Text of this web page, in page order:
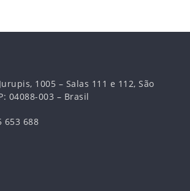
1005 – Salas 111 e 112, São
04088-003 – Brasil
653 688